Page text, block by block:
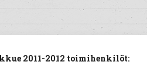
2011-2012 toimihenkilöt: